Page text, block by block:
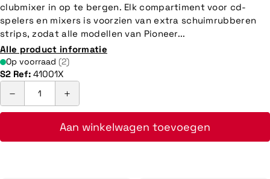
clubmixer in op te bergen. Elk compartiment voor cd-
spelers en mixers is voorzien van extra schuimrubberen
strips, zodat alle modellen van Pioneer...
Alle product informatie
Op voorraad (2)
S2 Ref: 41001X
Aan winkelwagen toevoegen